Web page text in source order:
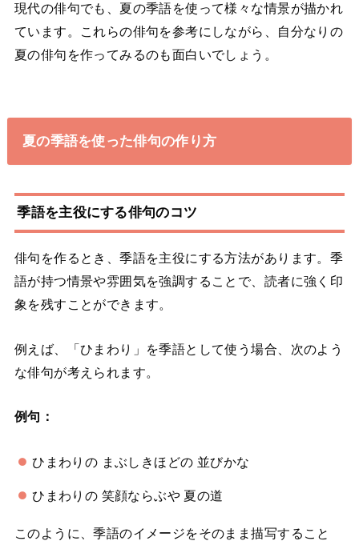
現代の俳句でも、夏の季語を使って様々な情景が描かれ
ています。これらの俳句を参考にしながら、自分なりの
夏の俳句を作ってみるのも面白いでしょう。
夏の季語を使った俳句の作り方
季語を主役にする俳句のコツ
俳句を作るとき、季語を主役にする方法があります。季
語が持つ情景や雰囲気を強調することで、読者に強く印
象を残すことができます。
例えば、「ひまわり」を季語として使う場合、次のよう
な俳句が考えられます。
例句：
ひまわりの まぶしきほどの 並びかな
ひまわりの 笑顔ならぶや 夏の道
このように、季語のイメージをそのまま描写すること